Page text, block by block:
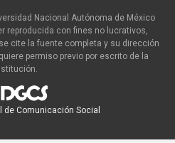
Nacional Autónoma de México
reproducida con fines no lucrativos,
cite la fuente completa y su dirección
permiso previo por escrito de la
de Comunicación Social